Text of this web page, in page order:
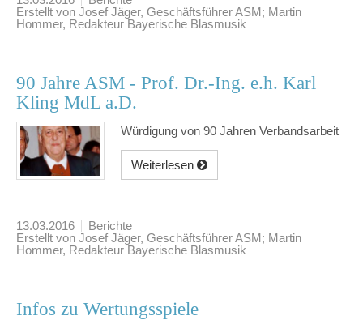
Erstellt von Josef Jäger, Geschäftsführer ASM; Martin
Hommer, Redakteur Bayerische Blasmusik
90 Jahre ASM - Prof. Dr.-Ing. e.h. Karl
Kling MdL a.D.
Würdigung von 90 Jahren Verbandsarbeit
Weiterlesen
13.03.2016
Berichte
Erstellt von Josef Jäger, Geschäftsführer ASM; Martin
Hommer, Redakteur Bayerische Blasmusik
Infos zu Wertungsspiele